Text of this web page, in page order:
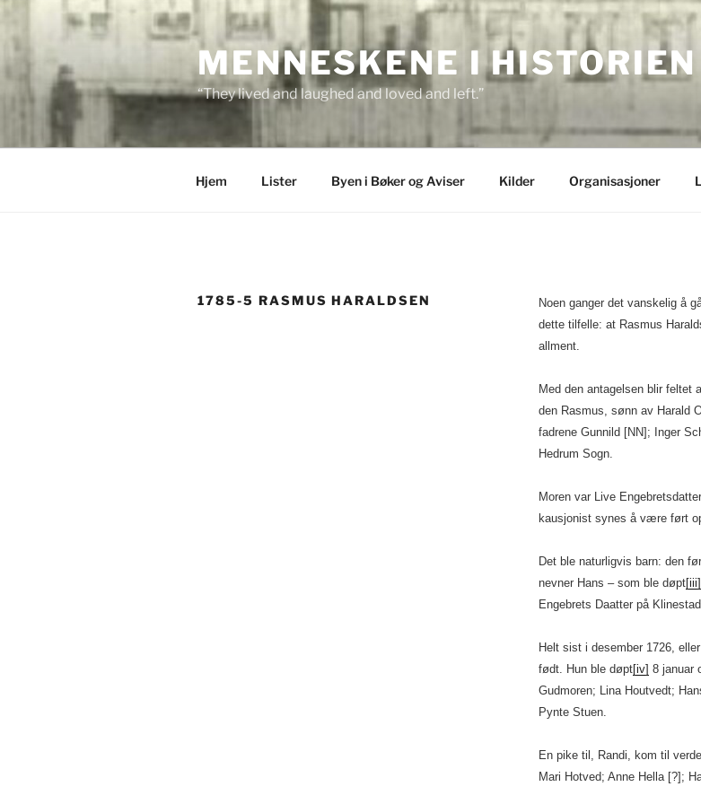
content
MENNESKENE I HISTORIEN
“They lived and laughed and loved and left.”
Hjem Lister Byen i Bøker og Aviser Kilder Organisasjoner
1785-5 RASMUS HARALDSEN
Noen ganger det vanskelig å
dette tilfelle: at Rasmus
allment.
Med den antagelsen blir feltet
den Rasmus, sønn av Harald
fadrene Gunnild [NN]; Inger
Hedrum Sogn.
Moren var Live
kausjonist synes å være ført
Det ble naturligvis barn: den
nevner Hans – som ble døpt[iii]
Engebrets Daatter på
Helt sist i desember 1726,
født. Hun ble døpt[iv] 8 januar
Gudmoren; Lina Houtvedt;
Pynte Stuen.
En pike til, Randi, kom til
Mari Hotved; Anne Hella [?];